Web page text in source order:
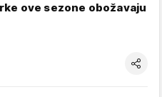
ove sezone obožavaju